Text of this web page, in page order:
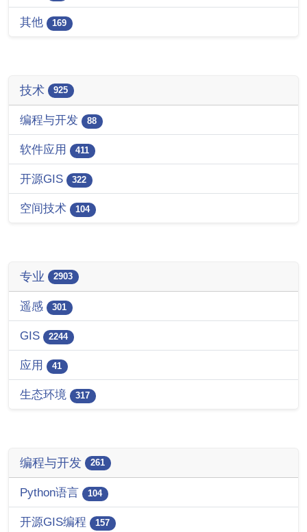
其他 169
技术 925
编程与开发 88
软件应用 411
开源GIS 322
空间技术 104
专业 2903
遥感 301
GIS 2244
应用 41
生态环境 317
编程与开发 261
Python语言 104
开源GIS编程 157